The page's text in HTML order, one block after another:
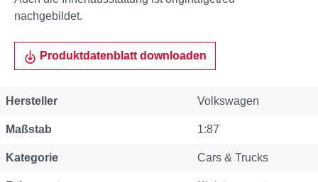
nachgebildet.
Produktdatenblatt downloaden
Hersteller Volkswagen
Maßstab 1:87
Kategorie Cars & Trucks